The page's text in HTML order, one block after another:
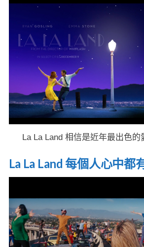
La La Land 相信是近年最出色的
La La Land 每個人心中都